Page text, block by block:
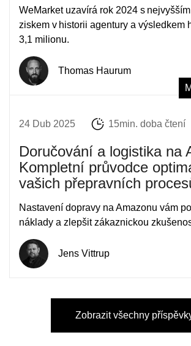
WeMarket uzavírá rok 2024 s
ziskem v historii agentury a výsledkem
3,1 milionu.
Thomas Haurum
24 Dub 2025 15min. doba čtení
Doručování a logistika na
Kompletní průvodce
vašich přepravních
Nastavení dopravy na Amazonu vám
náklady a zlepšit zákaznickou
Jens Vittrup
Zobrazit všechny